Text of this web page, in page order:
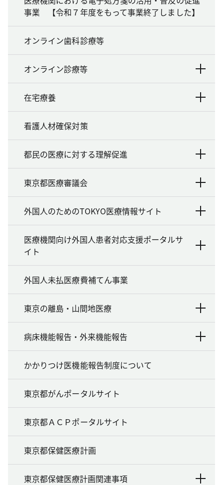
事業 【令和７年度をもって事業終了しました】
オンライン歯科診療等
オンライン診療等
在宅療養
看護人材確保対策
都民の医療に対する理解促進
東京都医療審議会
外国人のためのTOKYO医療情報サイト
医療機関向け外国人患者対応支援ポータルサ
イト
外国人未払医療費補てん事業
東京の離島・山間地医療
病床機能報告・外来機能報告
かかりつけ医機能報告制度について
東京都がんポータルサイト
東京都ＡＣＰポータルサイト
東京都保健医療計画
東京都保健医療計画関連事項